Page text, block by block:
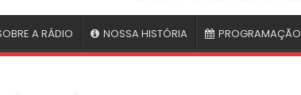
A RÁDIO NOSSA HISTÓRIA PROGRAMAÇÃO